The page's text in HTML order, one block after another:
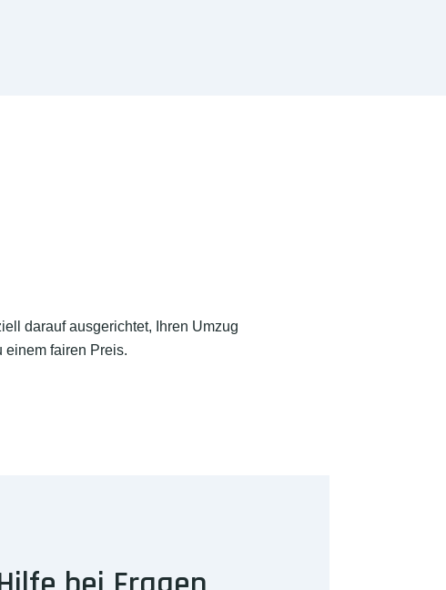
darauf ausgerichtet, Ihren Umzug
fairen Preis.